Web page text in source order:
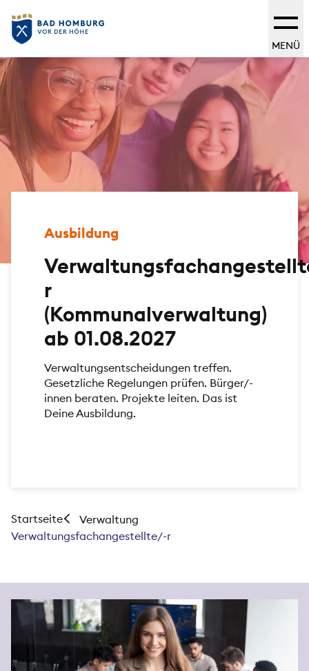
MENÜ
Ausbildung
r
(Kommunalverwaltung)
ab 01.08.2027
Verwaltungsentscheidungen treffen.
Gesetzliche Regelungen prüfen. Bürger/-
innen beraten. Projekte leiten. Das ist
Deine Ausbildung.
Startseite
Verwaltung
Verwaltungsfachangestellte/-r